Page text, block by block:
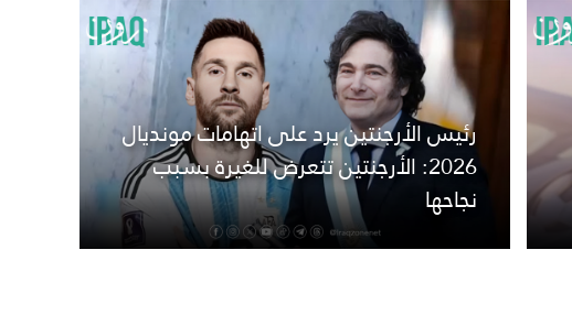
رئيس الأرجنتين يرد على اتهامات مونديال
2026: الأرجنتين تتعرض للغيرة بسبب
نجاحها